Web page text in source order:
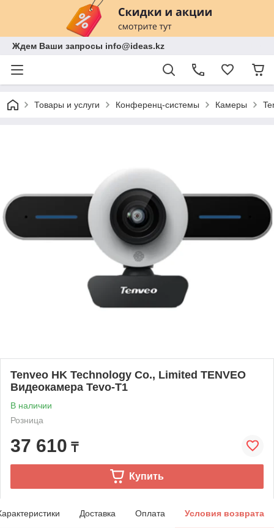
Ждем Ваши запросы info@ideas.kz
Товары и услуги Конференц-системы Камеры
Tenveo HK Technology Co., Limited TENVEO
Видеокамера Tevo-T1
В наличии
Розница
37 610 ₸
Купить
Доставка Оплата Условия возврата